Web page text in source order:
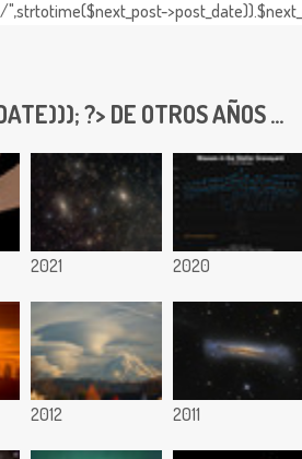
?> DE OTROS AÑOS ...
2021 2020
2012 2011